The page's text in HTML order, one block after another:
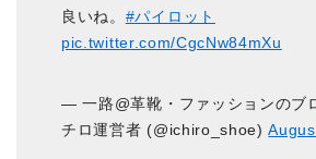
良いね。 #パイロット
pic.twitter.com/CgcNw84mXu
— 一路@革靴・ファッションのブ
チロ運営者 (@ichiro_shoe)